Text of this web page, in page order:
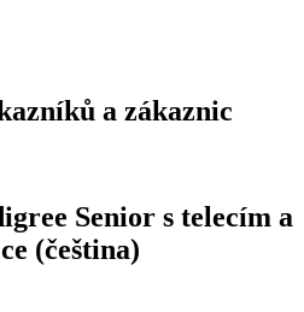
a zákaznic
Senior s telecím a
(čeština)